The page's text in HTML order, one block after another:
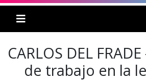
CARLOS DEL
de trabajo en la